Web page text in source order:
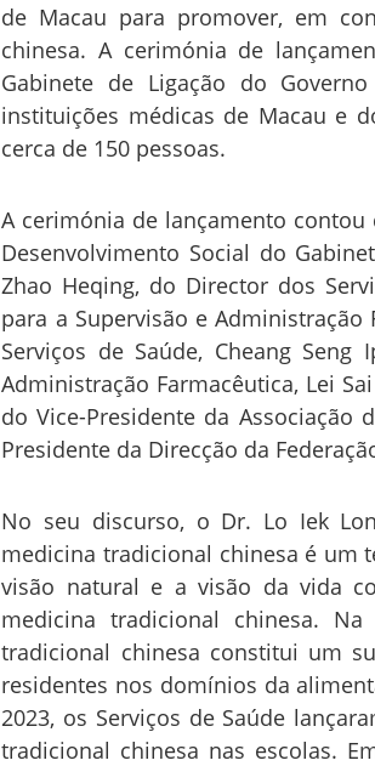
de Macau para promover, em
chinesa. A cerimónia de
Gabinete de Ligação do
instituições médicas de Macau e
cerca de 150 pessoas.
A cerimónia de lançamento
Desenvolvimento Social do
Zhao Heqing, do Director dos
para a Supervisão e Administração
Serviços de Saúde, Cheang
Administração Farmacêutica, Lei
do Vice-Presidente da Associação
Presidente da Direcção da
No seu discurso, o Dr. Lo Iek
medicina tradicional chinesa é um
visão natural e a visão da vida
medicina tradicional chinesa.
tradicional chinesa constitui um
residentes nos domínios da
2023, os Serviços de Saúde
tradicional chinesa nas escolas.